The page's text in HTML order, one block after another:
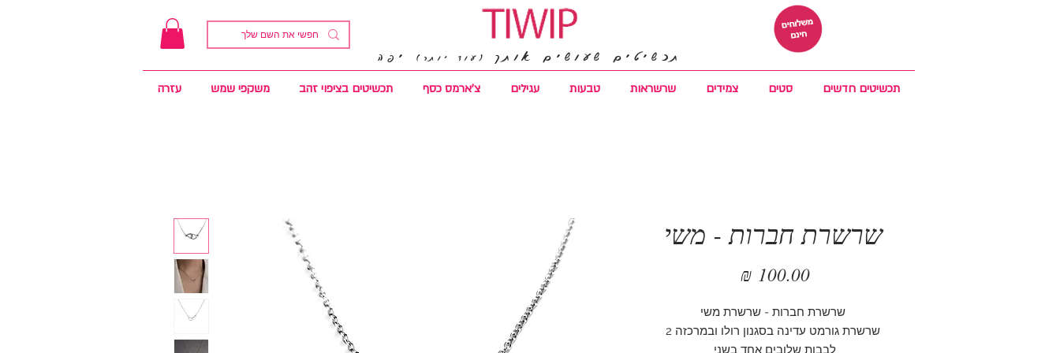
תכשיטים שעושים אותך (עוד יותר) יפה
תכשיטים חדשים סטים צמידים שרשראות טבעות עגילים צ'ארמס כסף תכשיטים בציפוי זהב משקפי שמש עזרה
שרשרת חברות - משי
‏100.00 ‏₪ מחיר
שרשרת חברות - שרשרת משי
שרשרת גורמט עדינה בסגנון רולו ובמרכזה 2
לבבות שלובים אחד בשני